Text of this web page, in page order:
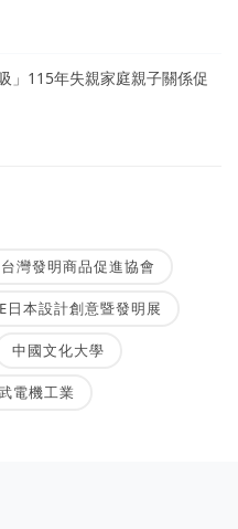
」115年失親家庭親子關係促
台灣發明商品促進協會
日本設計創意暨發明展
中國文化大學
電機工業